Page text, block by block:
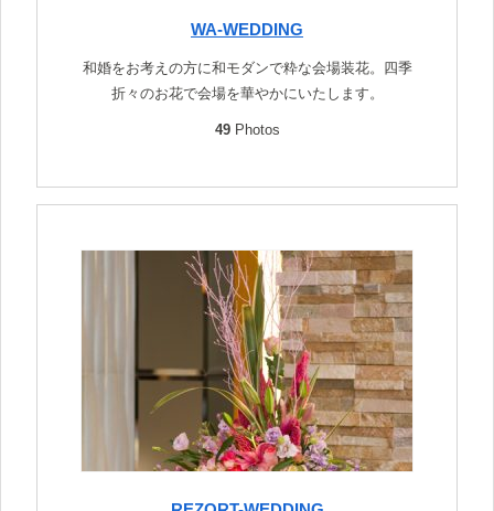
WA-WEDDING
和婚をお考えの方に和モダンで粋な会場装花。四季
折々のお花で会場を華やかにいたします。
49Photos